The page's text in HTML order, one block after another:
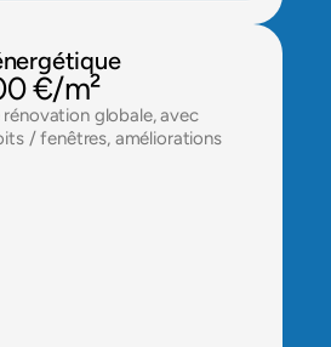
€/m²
globale, avec
/ fenêtres, améliorations